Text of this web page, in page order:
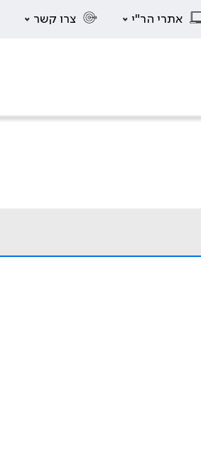
אתרי הר"י צרו קשר